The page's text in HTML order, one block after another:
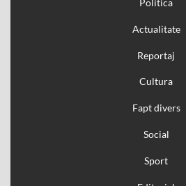
Politica
Actualitate
Reportaj
Cultura
Fapt divers
Social
Sport